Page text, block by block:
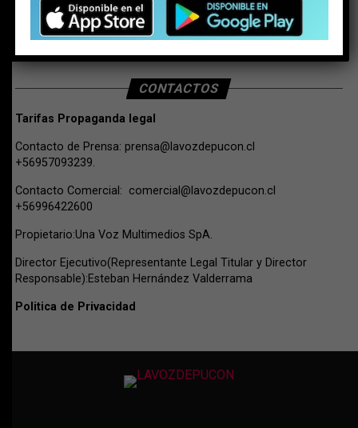
BUSCAR
CONTACTOS
Tarifas Propaganda legal
Contacto de Prensa: prensa@lavozdepucon.cl
+56957093239.
Contacto Comercial: comercial@lavozdepucon.cl
+56996422600
Propietario:Una Voz Multimedios SpA.
Director Ejecutivo(Representante Legal Titular y Director
Responsable):Esteban Hernández Valderrama
Politica de Privacidad